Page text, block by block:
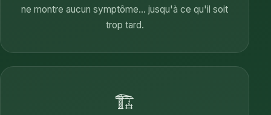
ne montre aucun symptôme… jusqu'à ce qu'il soit
trop tard.
🏗️